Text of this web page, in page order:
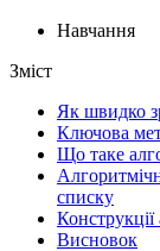
Навчання
Зміст
Як швидко
Ключова
Що таке
списку
Висновок